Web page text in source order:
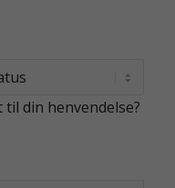
din henvendelse?